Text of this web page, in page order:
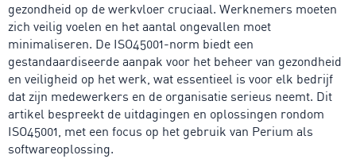
gezondheid op de werkvloer cruciaal. Werknemers moeten
zich veilig voelen en het aantal ongevallen moet
minimaliseren. De ISO45001-norm biedt een
gestandaardiseerde aanpak voor het beheer van gezondheid
en veiligheid op het werk, wat essentieel is voor elk bedrijf
dat zijn medewerkers en de organisatie serieus neemt. Dit
artikel bespreekt de uitdagingen en oplossingen rondom
ISO45001, met een focus op het gebruik van Perium als
softwareoplossing.